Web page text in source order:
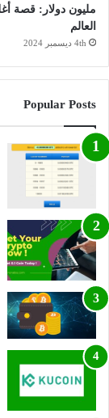
مليون دولار: قصة
العالم
4th ديسمبر 2024
Popular Posts